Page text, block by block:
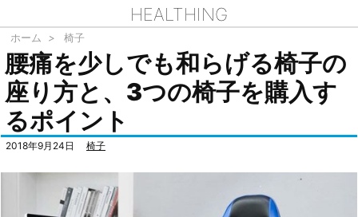
HEALTHING
ホーム > 椅子
腰痛を少しでも和らげる椅子の
座り方と、3つの椅子を購入す
るポイント
2018年9月24日 椅子